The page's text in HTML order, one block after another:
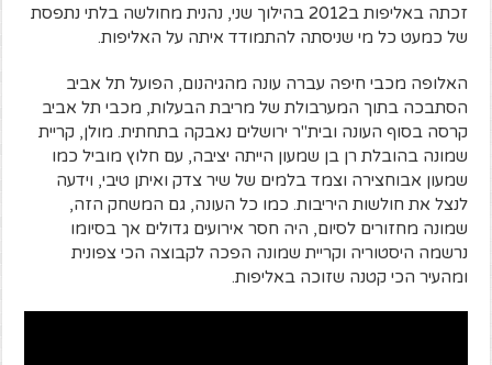
זכתה באליפות ב2012 בהילוך שני, נהנית מחולשה בלתי נתפסת
של כמעט כל מי שניסתה להתמודד איתה על האליפות.
האלופה מכבי חיפה עברה עונה מהגיהנום, הפועל תל אביב
הסתבכה בתוך המערבולת של מריבת הבעלות, מכבי תל אביב
קרסה בסוף העונה ובית"ר ירושלים נאבקה בתחתית. מולן, קריית
שמונה בהובלת רן בן שמעון הייתה יציבה, עם חלוץ מוביל כמו
שמעון אבוחצירה וצמד בלמים של שיר צדק ואיתן טיבי, וידעה
לנצל את חולשות היריבות. כמו כל העונה, גם המשחק הזה,
שמונה מחזורים לסיום, היה חסר אירועים גדולים אך בסיומו
נרשמה היסטוריה וקריית שמונה הפכה לקבוצה הכי צפונית
ומהעיר הכי קטנה שזוכה באליפות.